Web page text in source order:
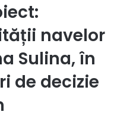
navelor
Sulina, în
de decizie